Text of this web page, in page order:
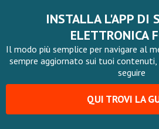
INSTALLA L'APP DI
ELETTRONICA
Il modo più semplice per navigare al
sempre aggiornato sui tuoi
seguire
QUI TROVI LA